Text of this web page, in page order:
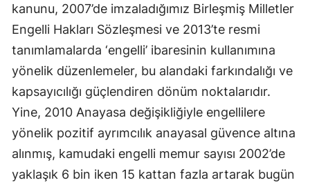
kanunu, 2007’de imzaladığımız Birleşmiş Milletler
Engelli Hakları Sözleşmesi ve 2013’te resmi
tanımlamalarda ‘engelli’ ibaresinin kullanımına
yönelik düzenlemeler, bu alandaki farkındalığı ve
kapsayıcılığı güçlendiren dönüm noktalarıdır.
Yine, 2010 Anayasa değişikliğiyle engellilere
yönelik pozitif ayrımcılık anayasal güvence altına
alınmış, kamudaki engelli memur sayısı 2002’de
yaklaşık 6 bin iken 15 kattan fazla artarak bugün